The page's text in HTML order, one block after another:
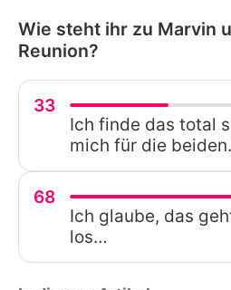
Wie steht ihr zu Marvin
Reunion?
33
Ich finde das total
mich für die beiden.
68
Ich glaube, das
los…